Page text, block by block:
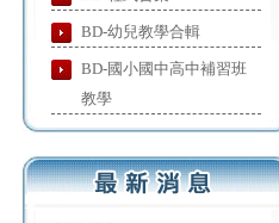
BD-幼兒教學合輯
BD-國小國中高中補習班
教學